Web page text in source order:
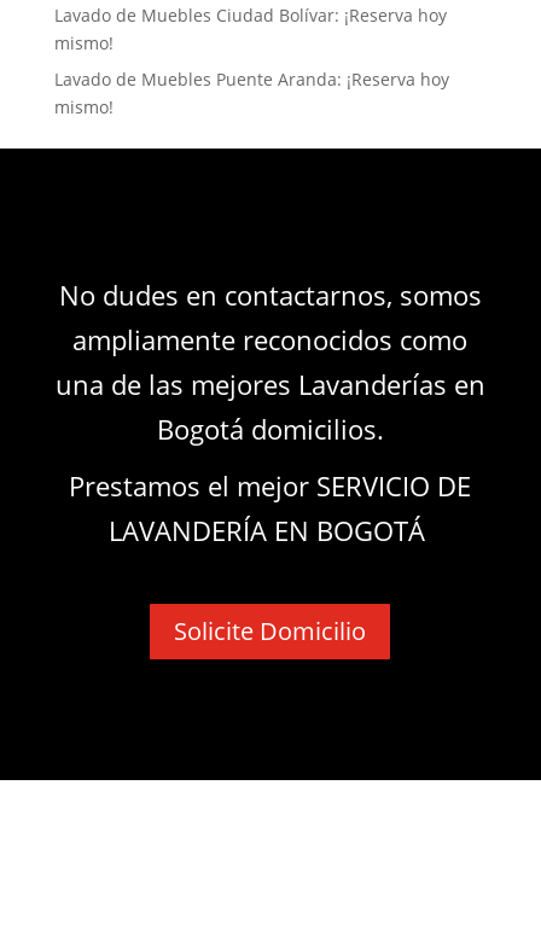
Lavado de Muebles Ciudad Bolívar: ¡Reserva hoy
mismo!
Lavado de Muebles Puente Aranda: ¡Reserva hoy
mismo!
No dudes en contactarnos, somos
ampliamente reconocidos como
una de las mejores Lavanderías en
Bogotá domicilios.
Prestamos el mejor SERVICIO DE
LAVANDERÍA EN BOGOTÁ
Solicite Domicilio